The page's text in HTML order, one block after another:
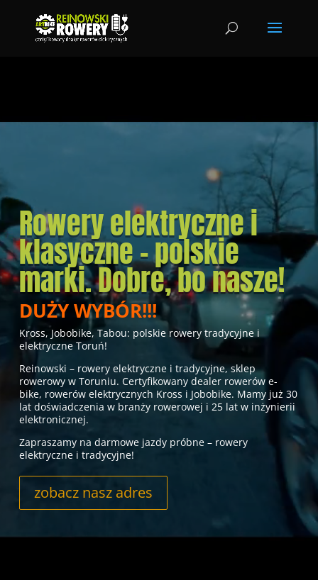
Rowery elektryczne i
klasyczne – polskie
marki. Dobre, bo nasze!
DUŻY WYBÓR!!!
Kross, Jobobike, Tabou: polskie rowery tradycyjne i
elektryczne Toruń!
Reinowski – rowery elektryczne i tradycyjne, sklep
rowerowy w Toruniu. Certyfikowany dealer rowerów e-
bike, rowerów elektrycznych Kross i Jobobike. Mamy już 30
lat doświadczenia w branży rowerowej i 25 lat w inżynierii
elektronicznej.
Zapraszamy na darmowe jazdy próbne – rowery
elektryczne i tradycyjne!
zobacz nasz adres